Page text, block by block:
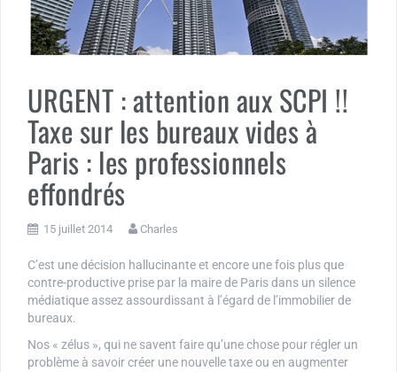
URGENT : attention aux SCPI !!
Taxe sur les bureaux vides à
Paris : les professionnels
effondrés
15 juillet 2014 Charles
C’est une décision hallucinante et encore une fois plus que
contre-productive prise par la maire de Paris dans un silence
médiatique assez assourdissant à l’égard de l’immobilier de
bureaux.
Nos « zélus », qui ne savent faire qu’une chose pour régler un
problème à savoir créer une nouvelle taxe ou en augmenter